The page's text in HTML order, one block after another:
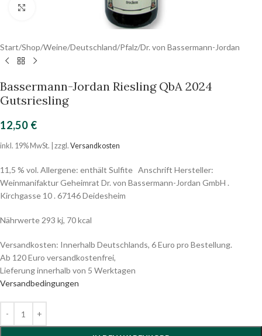
Start/Shop/Weine/Deutschland/Pfalz/Dr. von Bassermann-Jordan
Bassermann-Jordan Riesling QbA 2024
Gutsriesling
12,50 €
inkl. 19% MwSt. | zzgl. Versandkosten
11,5 % vol. Allergene: enthält Sulfite Anschrift Hersteller:
Weinmanifaktur Geheimrat Dr. von Bassermann-Jordan GmbH .
Kirchgasse 10 . 67146 Deidesheim
Nährwerte 293 kj, 70 kcal
Versandkosten: Innerhalb Deutschlands, 6 Euro pro Bestellung.
Ab 120 Euro versandkostenfrei,
Lieferung innerhalb von 5 Werktagen
Versandbedingungen